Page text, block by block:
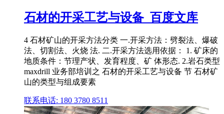
石材的开采工艺与设备_百度文库
4 石材矿山的开采方法分类 一.开采方法：劈裂法、爆破
法、切割法、火烧 法. 二.开采方法选用依据： 1. 矿床的
地质条件：节理产状、发育程度、矿 体形态. 2.岩石类型
maxdrill 业务部培训之 石材的开采工艺与设备 节 石材矿
山的类型与组成要素
联系电话: 180 3780 8511